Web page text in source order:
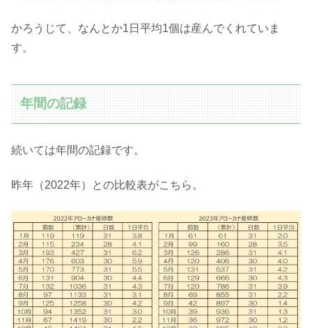
かろうじて、なんとか1日平均1個は産んでくれていま
す。
年間の記録
続いては年間の記録です。
昨年（2022年）との比較表がこちら。